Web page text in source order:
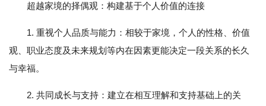
超越家境的择偶观：构建基于个人价值的连接
1. 重视个人品质与能力：相较于家境，个人的性格、价值
观、职业态度及未来规划等内在因素更能决定一段关系的长久
与幸福。
2. 共同成长与支持：建立在相互理解和支持基础上的关